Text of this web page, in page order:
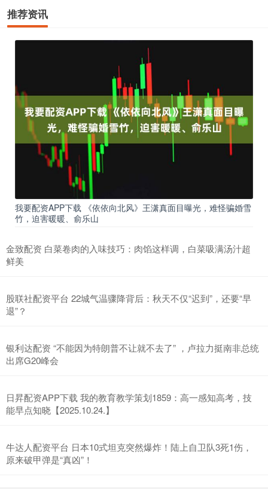
推荐资讯
我要配资APP下载 《依依向北风》王潇真面目曝光，难怪骗婚雪
竹，迫害暖暖、俞乐山
金致配资 白菜卷肉的入味技巧：肉馅这样调，白菜吸满汤汁超
鲜美
股联社配资平台 22城气温骤降背后：秋天不仅“迟到”，还要“早
退”？
银利达配资 “不能因为特朗普不让就不去了” ，卢拉力挺南非总统
出席G20峰会
日昇配资APP下载 我的教育教学策划1859：高一感知高考，技
能早点知晓【2025.10.24.】
牛达人配资平台 日本10式坦克突然爆炸！陆上自卫队3死1伤，
原来破甲弹是“真凶”！